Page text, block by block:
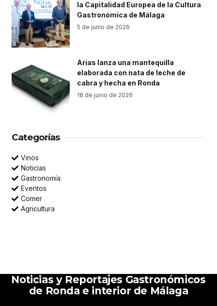
la Capitalidad Europea de la Cultura
Gastronómica de Málaga
5 de junio de 2026
Arias lanza una mantequilla
elaborada con nata de leche de
cabra y hecha en Ronda
18 de junio de 2026
Categorías
Vinos
Noticias
Gastronomía
Eventos
Comer
Agricultura
Noticias y Reportajes Gastronómicos
de Ronda e interior de Málaga